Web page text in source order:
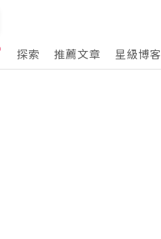
探索
推薦文章 星級博客